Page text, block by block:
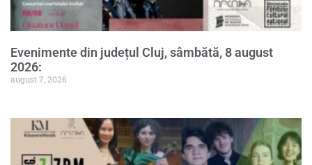
Evenimente din județul Cluj, sâmbătă, 8 august
2026:
august 7, 2026